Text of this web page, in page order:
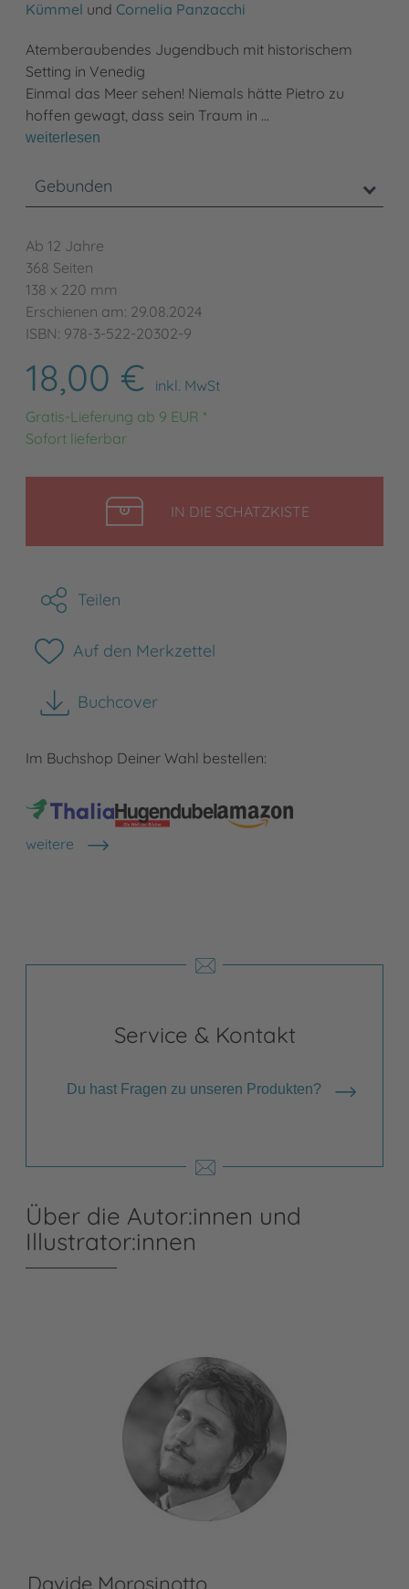
Kümmel und Cornelia Panzacchi
Atemberaubendes Jugendbuch mit historischem
Setting in Venedig
Einmal das Meer sehen! Niemals hätte Pietro zu
hoffen gewagt, dass sein Traum in …
weiterlesen
Gebunden
Ab 12 Jahre
368 Seiten
138 x 220 mm
Erschienen am: 29.08.2024
ISBN: 978-3-522-20302-9
18,00 €
inkl. MwSt
Gratis-Lieferung ab 9 EUR *
Sofort lieferbar
IN DIE SCHATZKISTELEGEN
Teilen
Auf den Merkzettel
Buchcover
herunterladen
Im Buchshop Deiner Wahl bestellen:
weitere
Shops anzeigen
Service & Kontakt
Du hast Fragen zu unseren Produkten?
Über die Autor:innen und
Illustrator:innen
Davide Morosinotto